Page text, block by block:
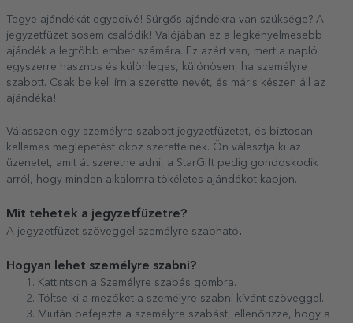
Tegye ajándékát egyedivé! Sürgős ajándékra van szüksége? A
jegyzetfüzet sosem csalódik! Valójában ez a legkényelmesebb
ajándék a legtöbb ember számára. Ez azért van, mert a napló
egyszerre hasznos és különleges, különösen, ha személyre
szabott. Csak be kell írnia szerette nevét, és máris készen áll az
ajándéka!
Válasszon egy személyre szabott jegyzetfüzetet, és biztosan
kellemes meglepetést okoz szeretteinek. Ön választja ki az
üzenetet, amit át szeretne adni, a StarGift pedig gondoskodik
arról, hogy minden alkalomra tökéletes ajándékot kapjon.
Mit tehetek a jegyzetfüzetre?
A jegyzetfüzet szöveggel személyre szabható.
Hogyan lehet személyre szabni?
Kattintson a Személyre szabás gombra.
Töltse ki a mezőket a személyre szabni kívánt szöveggel.
Miután befejezte a személyre szabást, ellenőrizze, hogy a